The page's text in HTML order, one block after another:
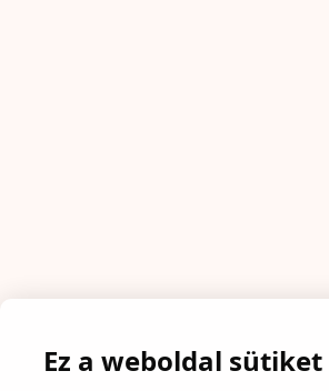
Ez a weboldal